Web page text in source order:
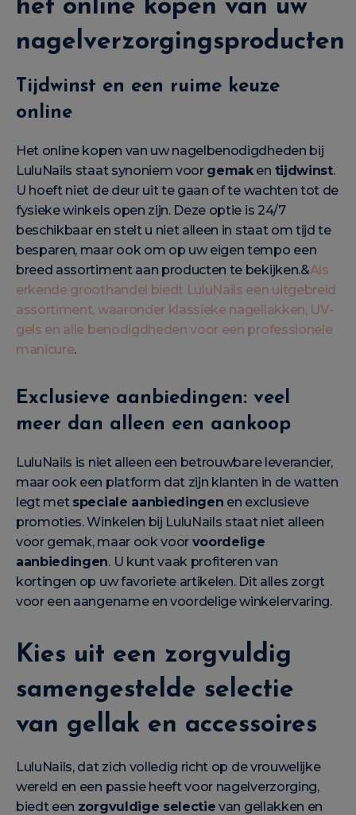
het online kopen van uw
nagelverzorgingsproducten
Tijdwinst en een ruime keuze
online
Het online kopen van uw nagelbenodigdheden bij
LuluNails staat synoniem voor gemaken tijdwinst.
U hoeft niet de deur uit te gaan of te wachten tot de
fysieke winkels open zijn. Deze optie is 24/7
beschikbaar en stelt u niet alleen in staat om tijd te
besparen, maar ook om op uw eigen tempo een
breed assortiment aan producten te bekijken.&Als
erkende groothandel biedt LuluNails een uitgebreid
assortiment, waaronder klassieke nagellakken, UV-
gels en alle benodigdheden voor een professionele
manicure.
Exclusieve aanbiedingen: veel
meer dan alleen een aankoop
LuluNails is niet alleen een betrouwbare leverancier,
maar ook een platform dat zijn klanten in de watten
legt met speciale aanbiedingen en exclusieve
promoties. Winkelen bij LuluNails staat niet alleen
voor gemak, maar ook voor voordelige
aanbiedingen. U kunt vaak profiteren van
kortingen op uw favoriete artikelen. Dit alles zorgt
voor een aangename en voordelige winkelervaring.
Kies uit een zorgvuldig
samengestelde selectie
van gellak en accessoires
LuluNails, dat zich volledig richt op de vrouwelijke
wereld en een passie heeft voor nagelverzorging,
biedt een zorgvuldige selectie van gellakken en